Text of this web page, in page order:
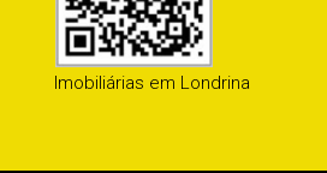
Imobiliárias em Londrina